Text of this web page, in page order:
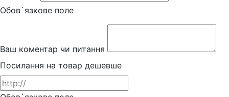
Обов`язкове поле
Ваш коментар чи питання
Посилання на товар дешевше